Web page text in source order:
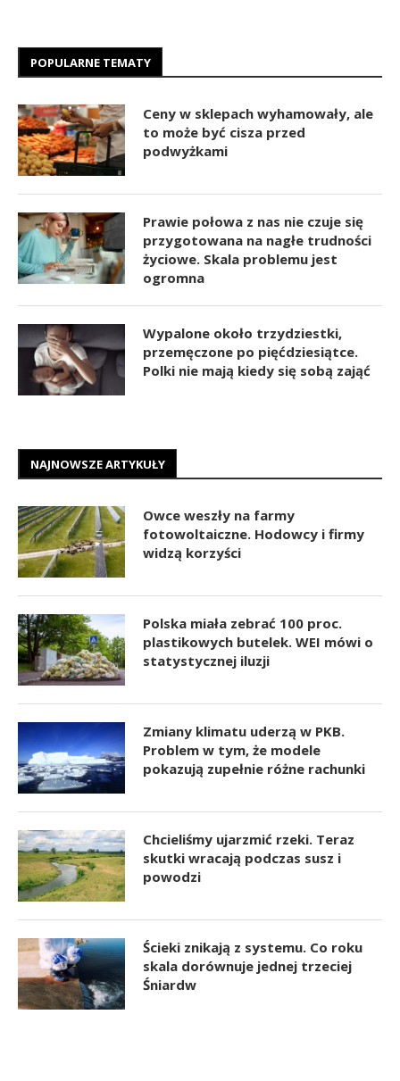
POPULARNE TEMATY
Ceny w sklepach wyhamowały, ale
to może być cisza przed
podwyżkami
Prawie połowa z nas nie czuje się
przygotowana na nagłe trudności
życiowe. Skala problemu jest
ogromna
Wypalone około trzydziestki,
przemęczone po pięćdziesiątce.
Polki nie mają kiedy się sobą zająć
NAJNOWSZE ARTYKUŁY
Owce weszły na farmy
fotowoltaiczne. Hodowcy i firmy
widzą korzyści
Polska miała zebrać 100 proc.
plastikowych butelek. WEI mówi o
statystycznej iluzji
Zmiany klimatu uderzą w PKB.
Problem w tym, że modele
pokazują zupełnie różne rachunki
Chcieliśmy ujarzmić rzeki. Teraz
skutki wracają podczas susz i
powodzi
Ścieki znikają z systemu. Co roku
skala dorównuje jednej trzeciej
Śniardw